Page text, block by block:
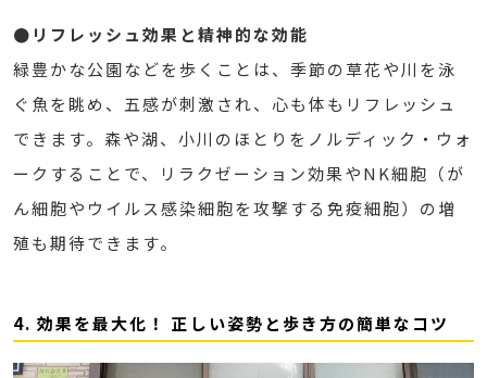
●リフレッシュ効果と精神的な効能
緑豊かな公園などを歩くことは、季節の草花や川を泳
ぐ魚を眺め、五感が刺激され、心も体もリフレッシュ
できます。森や湖、小川のほとりをノルディック・ウォ
ークすることで、リラクゼーション効果やNK細胞（が
ん細胞やウイルス感染細胞を攻撃する免疫細胞）の増
殖も期待できます。
4. 効果を最大化！ 正しい姿勢と歩き方の簡単なコツ